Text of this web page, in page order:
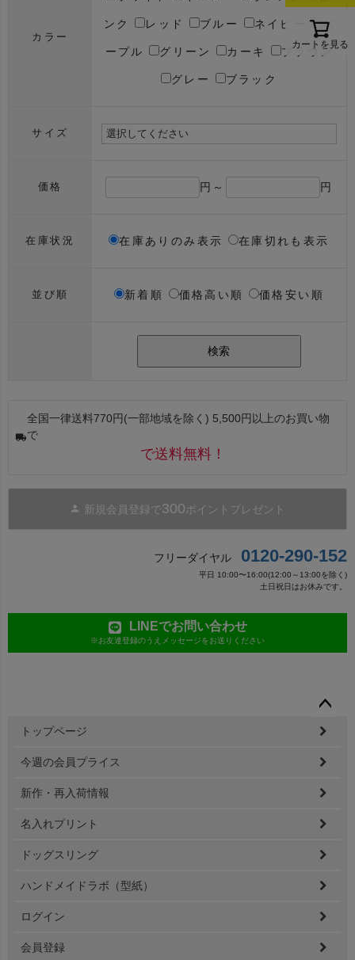
カートを見る
カラー
ンク レッド ブルー ネイビー パ
ープル グリーン カーキ ブラウン
グレー ブラック
サイズ
価格 円～ 円
在庫状況 在庫ありのみ表示 在庫切れも表示
並び順 新着順 価格高い順 価格安い順
検索
全国一律送料770円(一部地域を除く) 5,500円以上のお買い物
で
で送料無料！
新規会員登録で300ポイントプレゼント
フリーダイヤル 0120-290-152
平日 10:00〜16:00(12:00～13:00を除く)
土日祝日はお休みです。
LINEでお問い合わせ
※お友達登録のうえメッセージをお送りください
ペー
ップ
トップページ
今週の会員プライス
新作・再入荷情報
名入れプリント
ドッグスリング
ハンドメイドラボ（型紙）
ログイン
会員登録